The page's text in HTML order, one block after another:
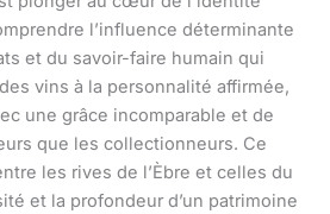
l’influence déterminante
et du savoir-faire humain qui
vins à la personnalité affirmée,
une grâce incomparable et de
que les collectionneurs. Ce
les rives de l’Èbre et celles du
et la profondeur d’un patrimoine